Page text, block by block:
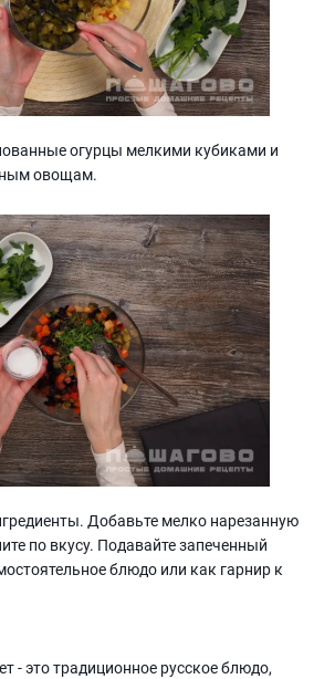
огурцы мелкими кубиками и
овощам.
Добавьте мелко нарезанную
по вкусу. Подавайте запеченный
блюдо или как гарнир к
- это традиционное русское блюдо,